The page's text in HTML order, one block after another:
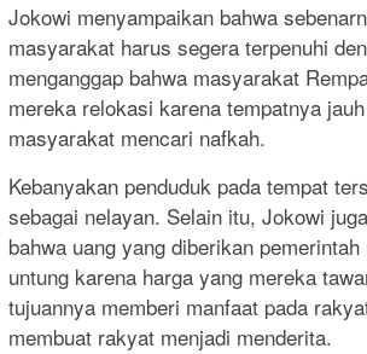
Jokowi menyampaikan bahwa
masyarakat harus segera terpenuhi
menganggap bahwa masyarakat
mereka relokasi karena tempatnya
masyarakat mencari nafkah.
Kebanyakan penduduk pada tempat
sebagai nelayan. Selain itu, Jokowi
bahwa uang yang diberikan
untung karena harga yang mereka
tujuannya memberi manfaat pada
membuat rakyat menjadi menderita.